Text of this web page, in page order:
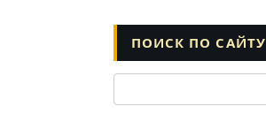
ПОИСК ПО САЙТУ